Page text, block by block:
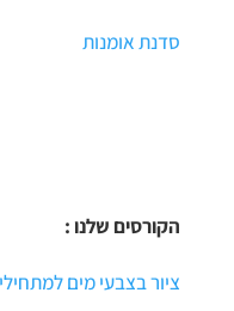
סדנת אומנות
הקורסים שלנו :
ציור בצבעי מים